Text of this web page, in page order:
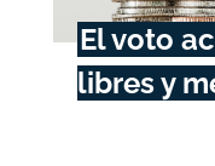
El voto
libres y